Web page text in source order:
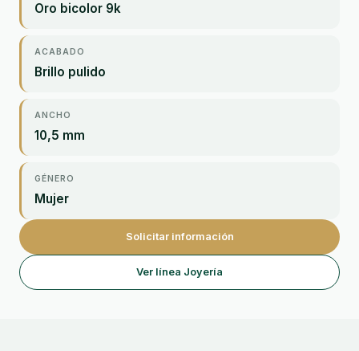
Oro bicolor 9k
ACABADO
Brillo pulido
ANCHO
10,5 mm
GÉNERO
Mujer
Solicitar información
Ver línea Joyería